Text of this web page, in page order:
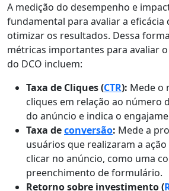
A medição do desempenho e
fundamental para avaliar a eficácia
otimizar os resultados. Dessa
métricas importantes para avaliar
do DCO incluem:
Taxa de Cliques (CTR): Mede o
cliques em relação ao número
do anúncio e indica o
Taxa deconversão: Mede a
usuários que realizaram a
clicar no anúncio, como uma
preenchimento de formulário.
Retorno sobre investimento (